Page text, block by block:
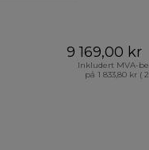
9 169,00 kr
Inkludert MVA-
på 1 833,80 kr (